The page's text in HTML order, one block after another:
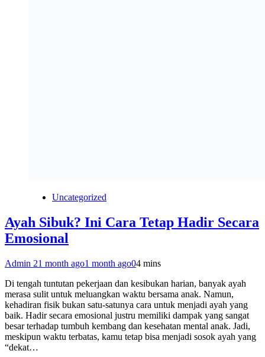
Uncategorized
Ayah Sibuk? Ini Cara Tetap Hadir Secara
Emosional
Admin 21 month ago1 month ago04 mins
Di tengah tuntutan pekerjaan dan kesibukan harian, banyak ayah
merasa sulit untuk meluangkan waktu bersama anak. Namun,
kehadiran fisik bukan satu-satunya cara untuk menjadi ayah yang
baik. Hadir secara emosional justru memiliki dampak yang sangat
besar terhadap tumbuh kembang dan kesehatan mental anak. Jadi,
meskipun waktu terbatas, kamu tetap bisa menjadi sosok ayah yang
“dekat…